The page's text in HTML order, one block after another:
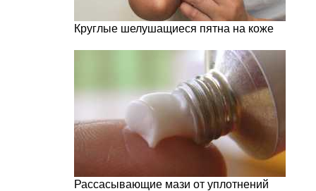
Круглые шелушащиеся пятна на коже
Рассасывающие мази от уплотнений